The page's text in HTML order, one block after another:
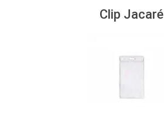
Clip Jacaré